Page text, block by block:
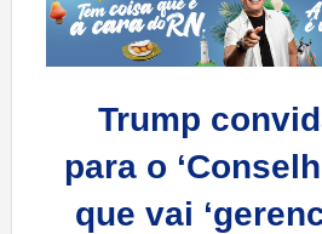
Trump
para o
que vai